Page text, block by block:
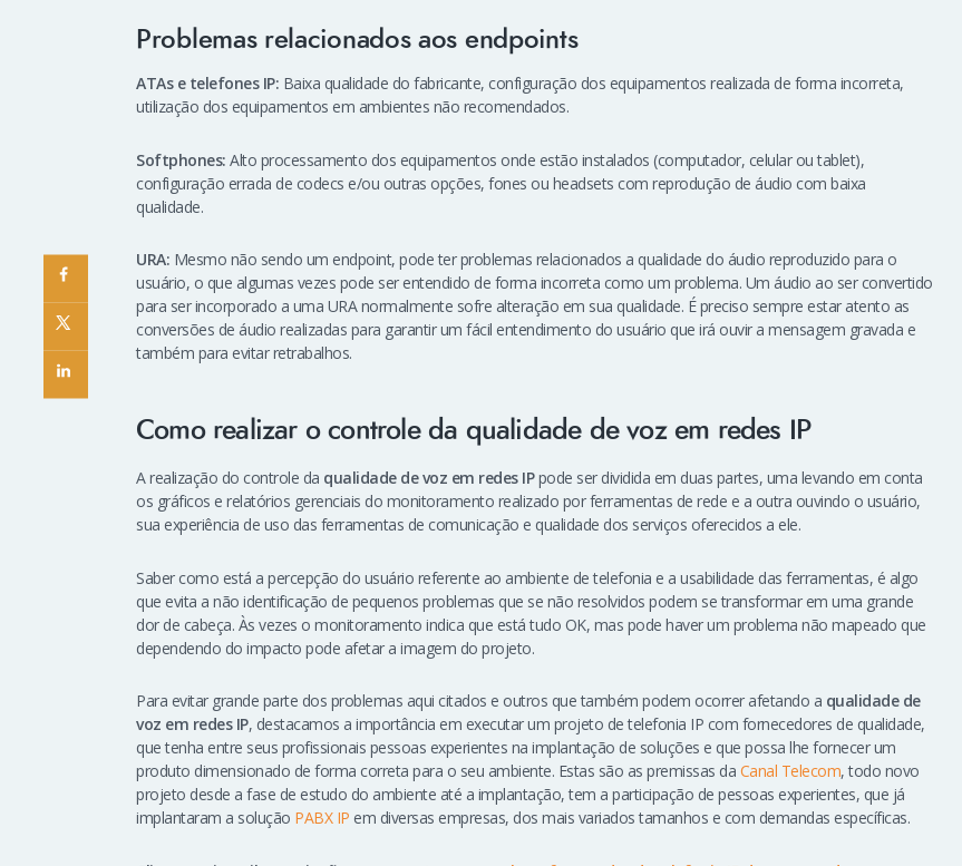
Problemas relacionados aos endpoints
ATAs e telefones IP: Baixa qualidade do fabricante, configuração dos equipamentos realizada de forma incorreta,
utilização dos equipamentos em ambientes não recomendados.
Softphones: Alto processamento dos equipamentos onde estão instalados (computador, celular ou tablet),
configuração errada de codecs e/ou outras opções, fones ou headsets com reprodução de áudio com baixa
qualidade.
URA: Mesmo não sendo um endpoint, pode ter problemas relacionados a qualidade do áudio reproduzido para o
usuário, o que algumas vezes pode ser entendido de forma incorreta como um problema. Um áudio ao ser convertido
para ser incorporado a uma URA normalmente sofre alteração em sua qualidade. É preciso sempre estar atento as
conversões de áudio realizadas para garantir um fácil entendimento do usuário que irá ouvir a mensagem gravada e
também para evitar retrabalhos.
Como realizar o controle da qualidade de voz em redes IP
A realização do controle da qualidade de voz em redes IPpode ser dividida em duas partes, uma levando em conta
os gráficos e relatórios gerenciais do monitoramento realizado por ferramentas de rede e a outra ouvindo o usuário,
sua experiência de uso das ferramentas de comunicação e qualidade dos serviços oferecidos a ele.
Saber como está a percepção do usuário referente ao ambiente de telefonia e a usabilidade das ferramentas, é algo
que evita a não identificação de pequenos problemas que se não resolvidos podem se transformar em uma grande
dor de cabeça. Às vezes o monitoramento indica que está tudo OK, mas pode haver um problema não mapeado que
dependendo do impacto pode afetar a imagem do projeto.
Para evitar grande parte dos problemas aqui citados e outros que também podem ocorrer afetando a qualidade de
voz em redes IP, destacamos a importância em executar um projeto de telefonia IP com fornecedores de qualidade,
que tenha entre seus profissionais pessoas experientes na implantação de soluções e que possa lhe fornecer um
produto dimensionado de forma correta para o seu ambiente. Estas são as premissas da Canal Telecom, todo novo
projeto desde a fase de estudo do ambiente até a implantação, tem a participação de pessoas experientes, que já
implantaram a solução PABX IP em diversas empresas, dos mais variados tamanhos e com demandas específicas.